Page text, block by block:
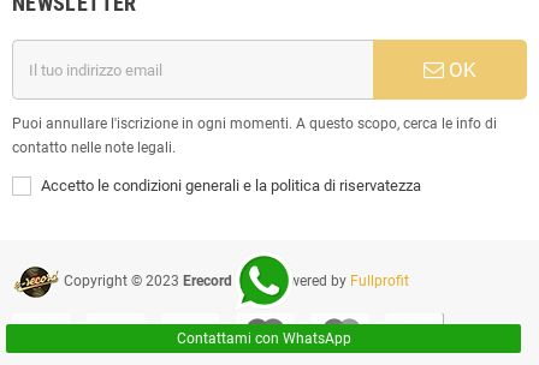
OK
Puoi annullare l'iscrizione in ogni momenti. A questo scopo, cerca le info di
contatto nelle note legali.
Accetto le condizioni generali e la politica di riservatezza
Contattami con WhatsApp
Copyright © 2023 Erecord Srl| Powered by Fullprofit